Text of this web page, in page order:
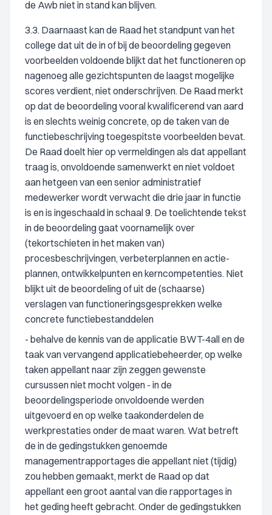
de Awb niet in stand kan blijven.
3.3. Daarnaast kan de Raad het standpunt van het
college dat uit de in of bij de beoordeling gegeven
voorbeelden voldoende blijkt dat het functioneren op
nagenoeg alle gezichtspunten de laagst mogelijke
scores verdient, niet onderschrijven. De Raad merkt
op dat de beoordeling vooral kwalificerend van aard
is en slechts weinig concrete, op de taken van de
functiebeschrijving toegespitste voorbeelden bevat.
De Raad doelt hier op vermeldingen als dat appellant
traag is, onvoldoende samenwerkt en niet voldoet
aan hetgeen van een senior administratief
medewerker wordt verwacht die drie jaar in functie
is en is ingeschaald in schaal 9. De toelichtende tekst
in de beoordeling gaat voornamelijk over
(tekortschieten in het maken van)
procesbeschrijvingen, verbeterplannen en actie-
plannen, ontwikkelpunten en kerncompetenties. Niet
blijkt uit de beoordeling of uit de (schaarse)
verslagen van functioneringsgesprekken welke
concrete functiebestanddelen
- behalve de kennis van de applicatie BWT-4all en de
taak van vervangend applicatiebeheerder, op welke
taken appellant naar zijn zeggen gewenste
cursussen niet mocht volgen - in de
beoordelingsperiode onvoldoende werden
uitgevoerd en op welke taakonderdelen de
werkprestaties onder de maat waren. Wat betreft
de in de gedingstukken genoemde
managementrapportages die appellant niet (tijdig)
zou hebben gemaakt, merkt de Raad op dat
appellant een groot aantal van die rapportages in
het geding heeft gebracht. Onder de gedingstukken